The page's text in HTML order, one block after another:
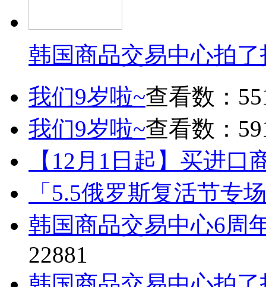
韩国商品交易中心拍
我们9岁啦~查看数：
我们9岁啦~查看数：
【12月1日起】买进口
「5.5俄罗斯复活节专
韩国商品交易中心6周
22881